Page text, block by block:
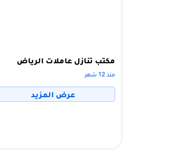
مكتب تنازل عاملات الرياض
منذ 12 شهر
عرض المزيد